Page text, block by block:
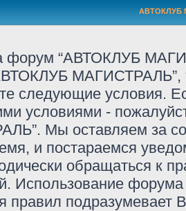
АВТОКЛУБ
форум “АВТОКЛУБ
МАГИСТРАЛЬ”,
следующие условия.
условиями -
Мы оставляем за
и постараемся
обращаться к
Использование
правил подразумевает